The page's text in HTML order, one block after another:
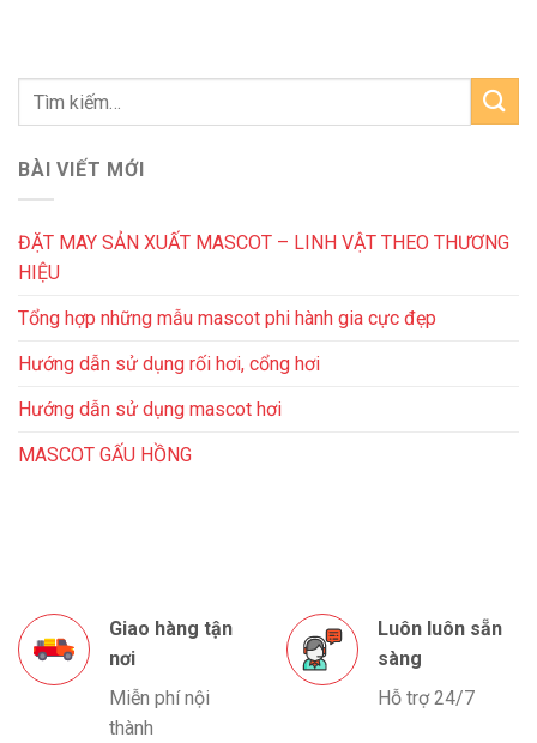
BÀI VIẾT MỚI
ĐẶT MAY SẢN XUẤT MASCOT – LINH VẬT THEO THƯƠNG
HIỆU
Tổng hợp những mẫu mascot phi hành gia cực đẹp
Hướng dẫn sử dụng rối hơi, cổng hơi
Hướng dẫn sử dụng mascot hơi
MASCOT GẤU HỒNG
Giao hàng tận
nơi
Miễn phí nội
thành
Luôn luôn sẵn
sàng
Hỗ trợ 24/7